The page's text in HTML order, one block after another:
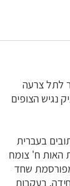
לתל צרעה
נגיש הצופים
בעברית
האות ח' צומח
שחד
לפותרי החידה. בעקבות